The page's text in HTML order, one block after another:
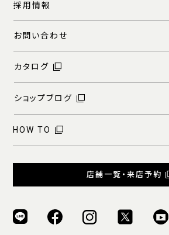
採用情報
お問い合わせ
カタログ
ショップブログ
HOW TO
店舗一覧・来店予約